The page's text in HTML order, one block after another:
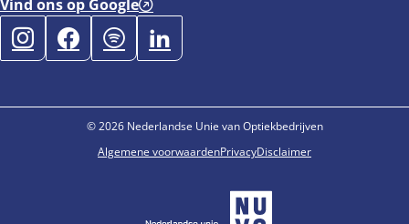
Vind ons op Google
© 2026 Nederlandse Unie van Optiekbedrijven
Algemene voorwaardenPrivacyDisclaimer